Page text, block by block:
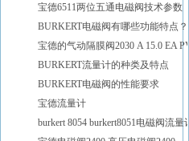
宝德6511两位五通电磁阀技术参数
BURKERT电磁阀有哪些功能特点？
BURKERT流量计的种类及特点
BURKERT电磁阀的性能要求
宝德流量计
burkert 8054 burkert8051电磁阀流量计